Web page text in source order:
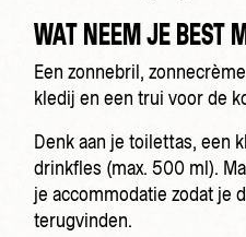
WAT NEEM JE BEST
Een zonnebril,
kledij en een trui voor de
Denk aan je toilettas, een
drinkfles (max. 500 ml).
je accommodatie zodat je
terugvinden.